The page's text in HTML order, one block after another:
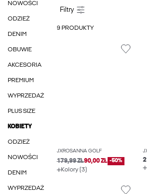
NOWOŚCI
ODZIEŻ
DENIM
OBUWIE
AKCESORIA
PREMIUM
WYPRZEDAŻ
PLUS SIZE
KOBIETY
ODZIEŻ
NOWOŚCI
DENIM
WYPRZEDAŻ
9 PRODUKTY
JXROSANNA GOLF
179,99 ZŁ90,00 ZŁ -50%
Kolory (3)